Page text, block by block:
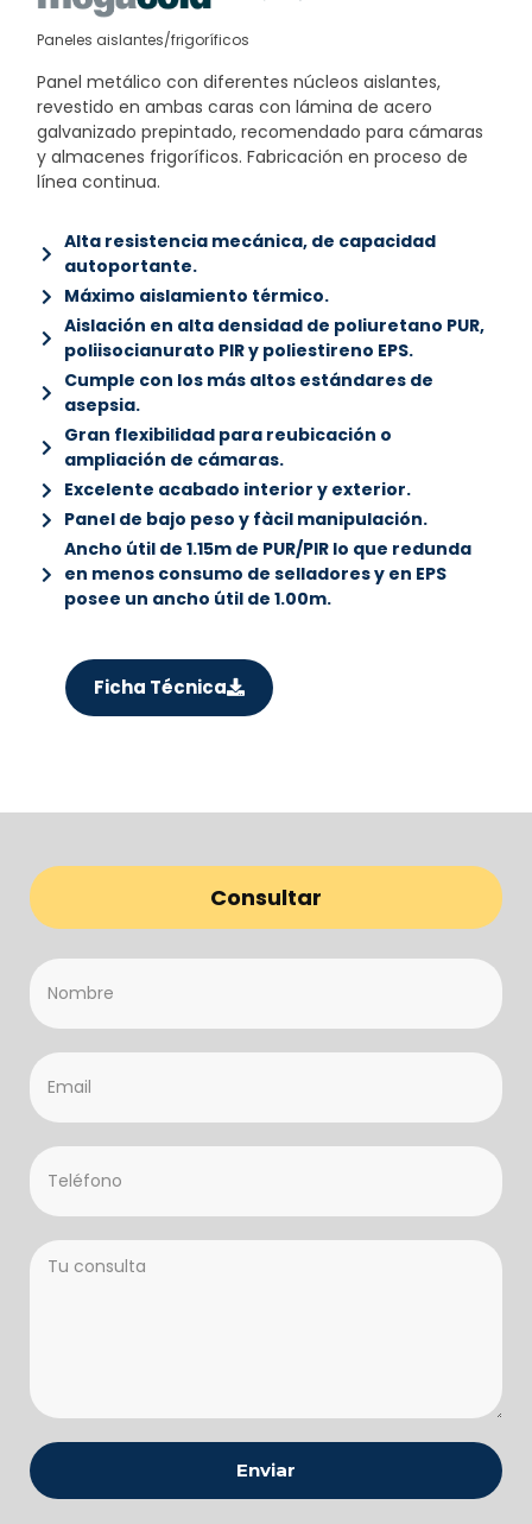
Paneles aislantes/frigoríficos
Panel metálico con diferentes núcleos aislantes,
revestido en ambas caras con lámina de acero
galvanizado prepintado, recomendado para cámaras
y almacenes frigoríficos. Fabricación en proceso de
línea continua.
Alta resistencia mecánica, de capacidad
autoportante.
Máximo aislamiento térmico.
Aislación en alta densidad de poliuretano PUR,
poliisocianurato PIR y poliestireno EPS.
Cumple con los más altos estándares de
asepsia.
Gran flexibilidad para reubicación o
ampliación de cámaras.
Excelente acabado interior y exterior.
Panel de bajo peso y fàcil manipulación.
Ancho útil de 1.15m de PUR/PIR lo que redunda
en menos consumo de selladores y en EPS
posee un ancho útil de 1.00m.
Ficha Técnica
Consultar
Enviar